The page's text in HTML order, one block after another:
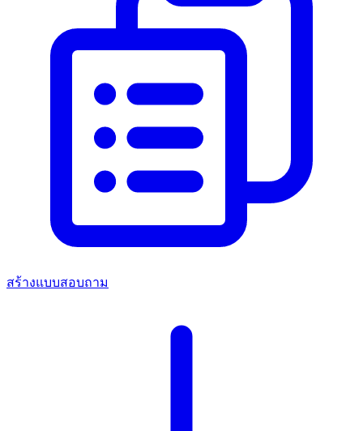
สร้างแบบสอบถาม